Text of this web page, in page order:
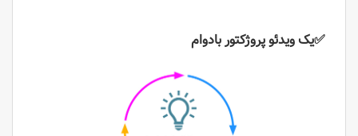
✅یک ویدئو پروژکتور بادوام